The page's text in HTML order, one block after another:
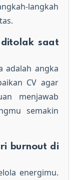
langkah
saat
adalah angka
CV agar
menjawab
semakin
burnout di
energimu.